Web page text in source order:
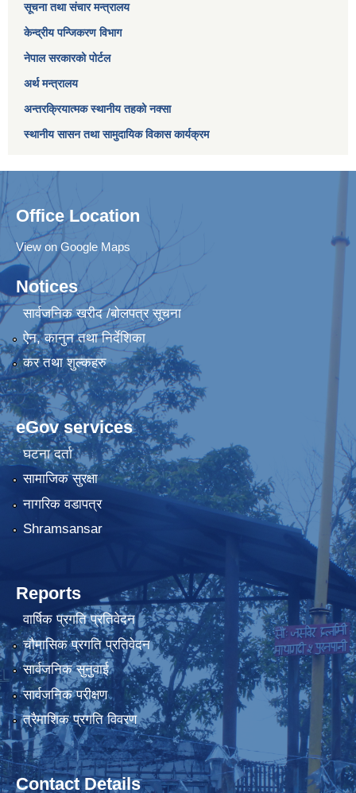
सूचना तथा संचार मन्त्रालय
केन्द्रीय पन्जिकरण विभाग
नेपाल सरकारको पोर्टल
अर्थ मन्त्रालय
अन्तरक्रियात्मक स्थानीय तहको नक्सा
स्थानीय सासन तथा सामुदायिक विकास कार्यक्रम
Office Location
View on Google Maps
Notices
सार्वजनिक खरीद /बोलपत्र सूचना
ऐन, कानुन तथा निर्देशिका
कर तथा शुल्कहरु
eGov services
घटना दर्ता
सामाजिक सुरक्षा
नागरिक वडापत्र
Shramsansar
Reports
वार्षिक प्रगति प्रतिवेदन
चौमासिक प्रगति प्रतिवेदन
सार्वजनिक सुनुवाई
सार्वजनिक परीक्षण
त्रैमाशिक प्रगति विवरण
Contact Details